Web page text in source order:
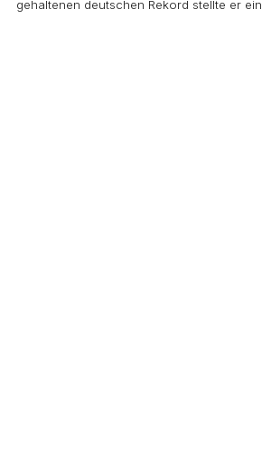
gehaltenen deutschen Rekord stellte er ein.